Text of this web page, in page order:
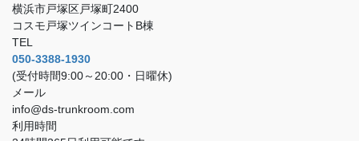
横浜市戸塚区戸塚町2400
コスモ戸塚ツインコートB棟
TEL
050-3388-1930
(受付時間9:00～20:00・日曜休)
メール
info@ds-trunkroom.com
利用時間